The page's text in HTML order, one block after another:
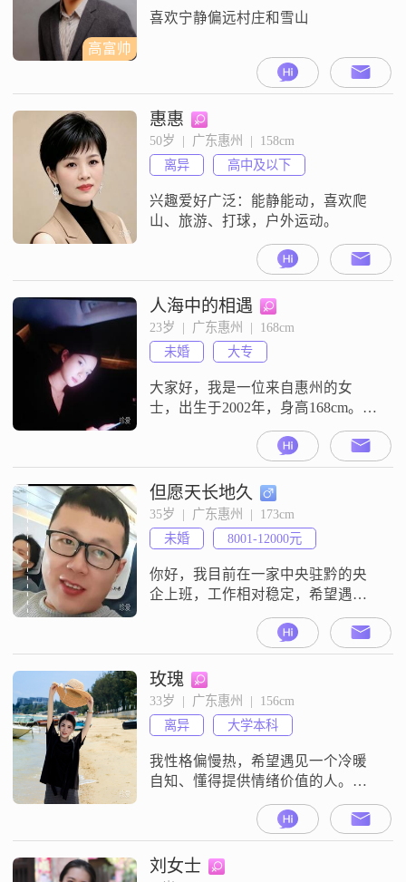
有相互信任，才能实现双向奔赴的
高富帅
喜欢宁静偏远村庄和雪山
惠惠
50岁  |  广东惠州  |  158cm
离异
高中及以下
兴趣爱好广泛：能静能动，喜欢爬
山、旅游、打球，户外运动。
人海中的相遇
23岁  |  广东惠州  |  168cm
未婚
大专
大家好，我是一位来自惠州的女
士，出生于2002年，身高168cm。我
目前的工作收入在8001到12000元之
间，拥有大专学历。在我的生活
中，我非常重视事业的发展，始终
保持着积极向上的态度，努力追求
事业上的成就。我认为自己是一个
真诚可靠的人，在与人交往中，我
总是坦诚相待，从不隐瞒自己的想
法和感受。同时，我也非常乐观积
极，
但愿天长地久
35岁  |  广东惠州  |  173cm
未婚
8001-12000元
你好，我目前在一家中央驻黔的央
企上班，工作相对稳定，希望遇到
一个同频共振的人共度余生，在没
有找到合适的人之前不准备将就，
我始终相信这个不等式：两个人过
得好是最大的！但是一个人过得好
大于一个人过得不好，更大于两个
人过得不好！
玫瑰
33岁  |  广东惠州  |  156cm
离异
大学本科
我性格偏慢热，希望遇见一个冷暖
自知、懂得提供情绪价值的人。我
本身拥有独立赚钱的能力，不依附
任何人，更在意精神同频、双向沟
通。期待对方能敏锐感知彼此情
绪，遇事不冷暴力，愿意及时沟
刘女士